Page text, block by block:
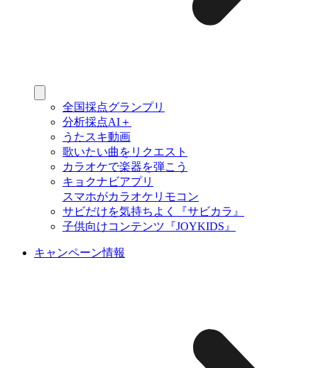
全国採点グランプリ
分析採点AI＋
うたスキ動画
歌いたい曲をリクエスト
カラオケで楽器を弾こう
キョクナビアプリ
スマホがカラオケリモコン
サビだけを気持ちよく『サビカラ』
子供向けコンテンツ『JOYKIDS』
キャンペーン情報